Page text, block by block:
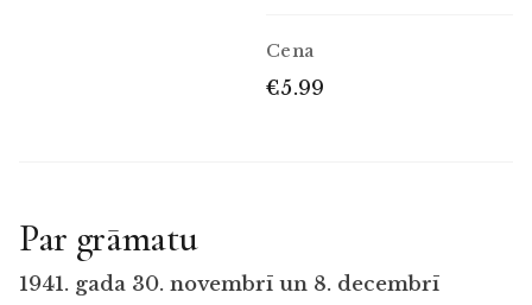
Cena
€5.99
Par grāmatu
1941. gada 30. novembrī un 8. decembrī